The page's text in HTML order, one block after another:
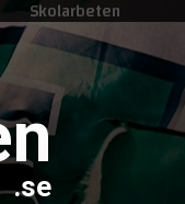
Skolarbeten
.se